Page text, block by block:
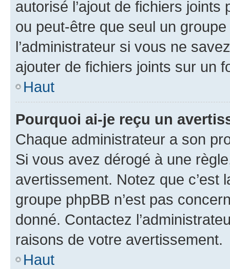
autorisé l’ajout de fichiers
ou peut-être que seul un
l’administrateur si vous ne
ajouter de fichiers joints sur un
Haut
Pourquoi ai-je reçu un
Chaque administrateur a son
Si vous avez dérogé à une
avertissement. Notez que c’est
groupe phpBB n’est pas
donné. Contactez
raisons de votre avertissement.
Haut